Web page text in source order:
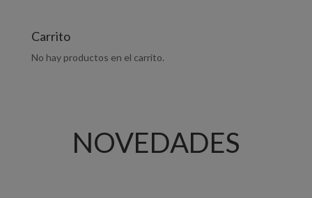
Carrito
No hay productos en el carrito.
NOVEDADES